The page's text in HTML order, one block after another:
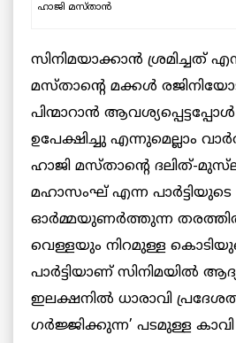
ഹാജി മസ്താൻ
സിനിമയാക്കാൻ ശ്രമിച്ചത്
മസ്താന്റെ മക്കൾ
പിന്മാറാൻ
ഉപേക്ഷിച്ചു എന്നുമെല്ലാം
ഹാജി മസ്താന്റെ ദലിത്-
മഹാസംഘ് എന്ന പാർട്ടിയുടെ
ഓർമ്മയുണർത്തുന്ന
വെള്ളയും നിറമുള്ള
പാർട്ടിയാണ് സിനിമയിൽ
ഇലക്ഷനിൽ ധാരാവി
ഗർജ്ജിക്കുന്ന’ പടമുള്ള കാവി